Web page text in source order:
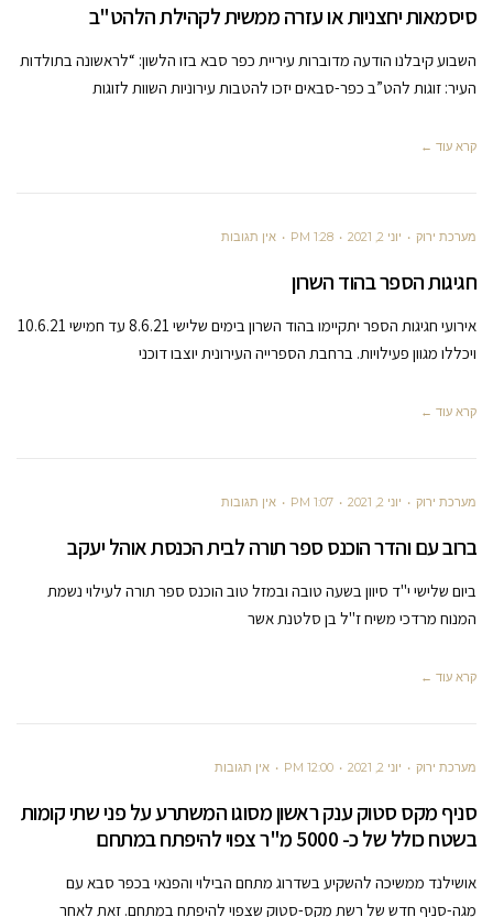
סיסמאות יחצניות או עזרה ממשית לקהילת הלהט"ב
השבוע קיבלנו הודעה מדוברות עיריית כפר סבא בזו הלשון: “לראשונה בתולדות
העיר: זוגות להט”ב כפר-סבאים יזכו להטבות עירוניות השוות לזוגות
קרא עוד ←
מערכת ירוק יוני 2, 2021 1:28 PM אין תגובות
חגיגות הספר בהוד השרון
אירועי חגיגות הספר יתקיימו בהוד השרון בימים שלישי 8.6.21 עד חמישי 10.6.21
ויכללו מגוון פעילויות. ברחבת הספרייה העירונית יוצבו דוכני
קרא עוד ←
מערכת ירוק יוני 2, 2021 1:07 PM אין תגובות
ברוב עם והדר הוכנס ספר תורה לבית הכנסת אוהל יעקב
ביום שלישי י"ד סיוון בשעה טובה ובמזל טוב הוכנס ספר תורה לעילוי נשמת
המנוח מרדכי משיח ז"ל בן סלטנת אשר
קרא עוד ←
מערכת ירוק יוני 2, 2021 12:00 PM אין תגובות
סניף מקס סטוק ענק ראשון מסוגו המשתרע על פני שתי קומות
בשטח כולל של כ- 5000 מ"ר צפוי להיפתח במתחם
אושילנד ממשיכה להשקיע בשדרוג מתחם הבילוי והפנאי בכפר סבא עם
מגה-סניף חדש של רשת מקס-סטוק שצפוי להיפתח במתחם. זאת לאחר